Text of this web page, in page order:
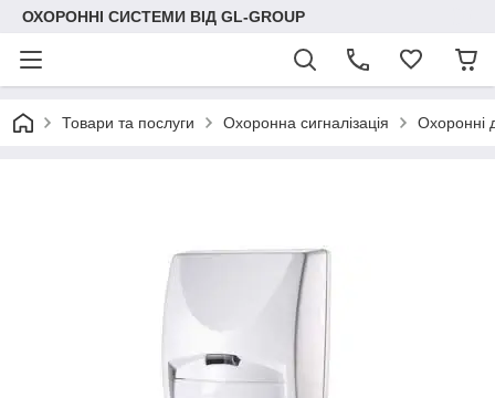
ОХОРОННІ СИСТЕМИ ВІД GL-GROUP
Товари та послуги Охоронна сигналізація Охоронні